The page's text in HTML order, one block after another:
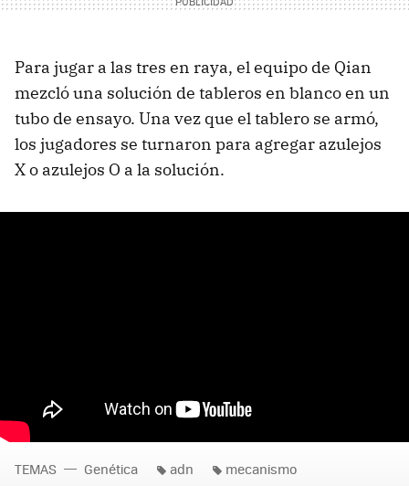
Para jugar a las tres en raya, el equipo de Qian
mezcló una solución de tableros en blanco en un
tubo de ensayo. Una vez que el tablero se armó,
los jugadores se turnaron para agregar azulejos
X o azulejos O a la solución.
TEMAS Genética adn mecanismo